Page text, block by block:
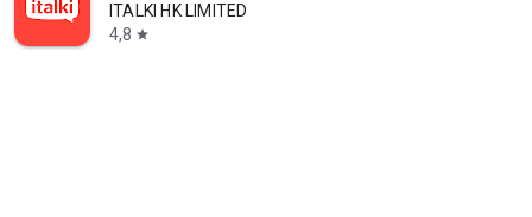
ITALKI HK LIMITED
4,8 star